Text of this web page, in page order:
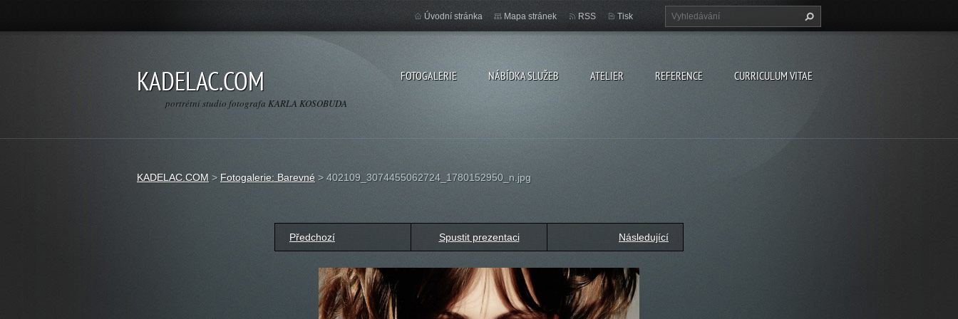
KADELAC.COM
portrétní studio fotografa KARLA KOSOBUDA
FOTOGALERIE NÁBÍDKA SLUŽEB ATELIER REFERENCE CURRICULUM VITAE
Úvodní stránka Mapa stránek RSS Tisk
KADELAC.COM > Fotogalerie: Barevné > 402109_3074455062724_1780152950_n.jpg
Předchozí Spustit prezentaci Následující